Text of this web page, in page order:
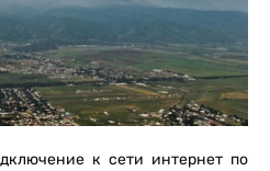
к сети интернет по